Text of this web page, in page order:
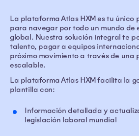
La plataforma Atlas HXM es tu único
para navegar por todo un mundo de
global. Nuestra solución integral te
talento, pagar a equipos
próximo movimiento a través de una
escalable.
La plataforma Atlas HXM facilita la
plantilla con:
Información detallada y
legislación laboral mundial